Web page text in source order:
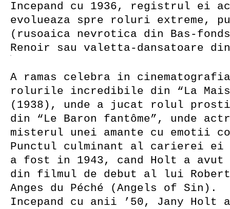
Incepand cu 1936, registrul ei
evolueaza spre roluri extreme,
(rusoaica nevrotica din Bas-
Renoir sau valetta-dansatoare
A ramas celebra in
rolurile incredibile din “La
(1938), unde a jucat rolul
din “Le Baron fantôme”, unde
misterul unei amante cu emotii
Punctul culminant al carierei ei
a fost in 1943, cand Holt a
din filmul de debut al lui Robert
Anges du Péché (Angels of Sin).
Incepand cu anii ’50, Jany Holt